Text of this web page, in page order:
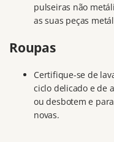
pulseiras não
as suas peças
Roupas
Certifique-se de
ciclo delicado e de
ou desbotem e
novas.